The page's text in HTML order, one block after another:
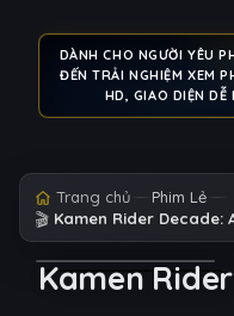
DÀNH CHO NGƯỜI YÊU
ĐẾN TRẢI NGHIỆM XEM
HD, GIAO DIỆN DỄ
Trang chủ Phim Lẻ
🎬 Kamen Rider Decade:
Kamen